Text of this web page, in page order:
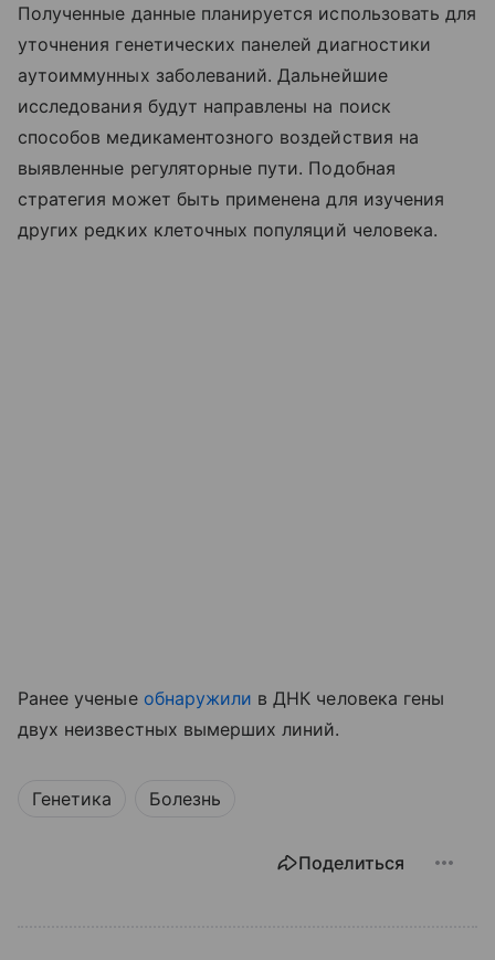
Полученные данные планируется использовать для
уточнения генетических панелей диагностики
аутоиммунных заболеваний. Дальнейшие
исследования будут направлены на поиск
способов медикаментозного воздействия на
выявленные регуляторные пути. Подобная
стратегия может быть применена для изучения
других редких клеточных популяций человека.
Ранее ученые обнаружили в ДНК человека гены
двух неизвестных вымерших линий.
Генетика Болезнь
Поделиться